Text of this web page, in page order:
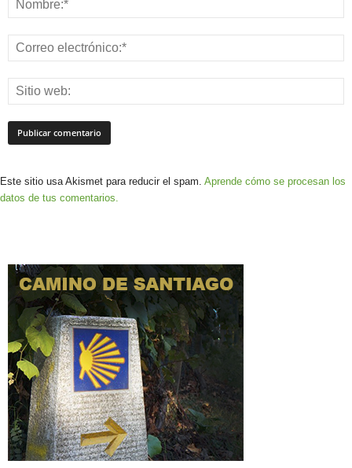
Este sitio usa Akismet para reducir el spam. Aprende cómo se procesan los
datos de tus comentarios.